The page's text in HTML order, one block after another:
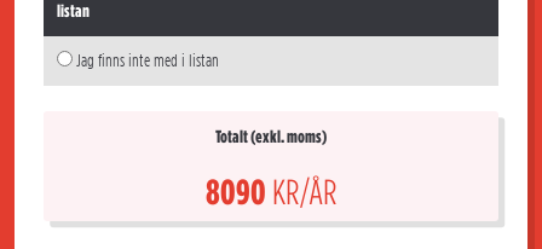
listan
Jag finns inte med i listan
Totalt (exkl. moms)
8090 KR/ÅR